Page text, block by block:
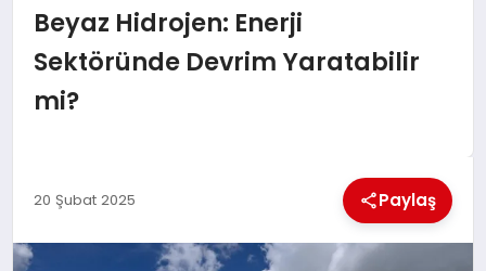
TEKNOLOJI
EĞITIM
Beyaz Hidrojen: Enerji
Sektöründe Devrim Yaratabilir
mi?
20 Şubat 2025 Paylaş